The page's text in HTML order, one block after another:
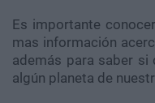
Es importante
mas información
además para saber si
algún planeta de